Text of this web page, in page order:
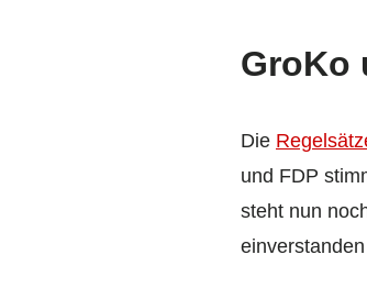
GroKo
Die
und FDP
steht nun